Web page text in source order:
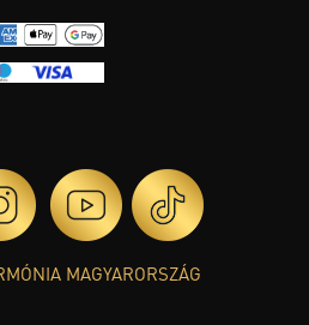
MAGYARORSZÁG